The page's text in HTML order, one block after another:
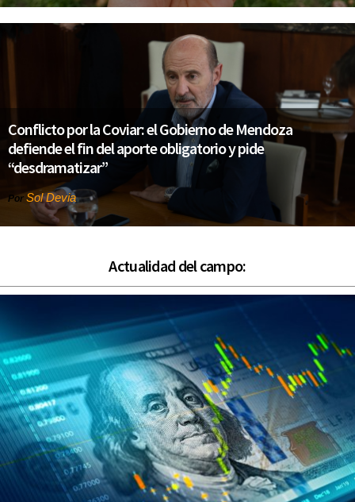
Conflicto por la Coviar: el Gobierno de Mendoza
defiende el fin del aporte obligatorio y pide
“desdramatizar”
Por Sol Devia
Actualidad del campo: